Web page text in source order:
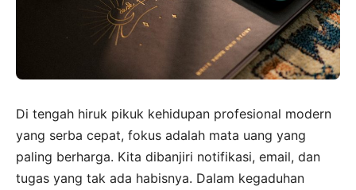
Di tengah hiruk pikuk kehidupan profesional modern
yang serba cepat, fokus adalah mata uang yang
paling berharga. Kita dibanjiri notifikasi, email, dan
tugas yang tak ada habisnya. Dalam kegaduhan